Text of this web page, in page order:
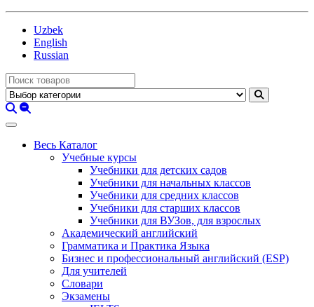
Uzbek
English
Russian
Весь Каталог
Учебные курсы
Учебники для детских садов
Учебники для начальных классов
Учебники для средних классов
Учебники для старших классов
Учебники для ВУЗов, для взрослых
Академический английский
Грамматика и Практика Языка
Бизнес и профессиональный английский (ESP)
Для учителей
Словари
Экзамены